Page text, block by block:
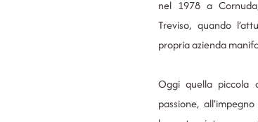
nel 1978 a
Treviso, quando
propria azienda
Oggi quella piccola
passione,